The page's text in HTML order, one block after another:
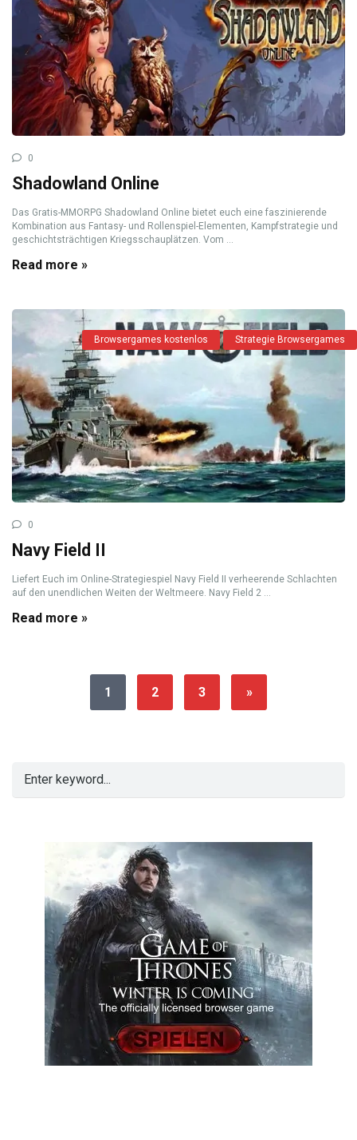
0
Shadowland Online
Das Gratis-MMORPG Shadowland Online bietet euch eine faszinierende
Kombination aus Fantasy- und Rollenspiel-Elementen, Kampfstrategie und
geschichtsträchtigen Kriegsschauplätzen. Vom ...
Read more »
Browsergames kostenlos Strategie Browsergames
0
Navy Field II
Liefert Euch im Online-Strategiespiel Navy Field II verheerende Schlachten
auf den unendlichen Weiten der Weltmeere. Navy Field 2 ...
Read more »
1 2 3 »